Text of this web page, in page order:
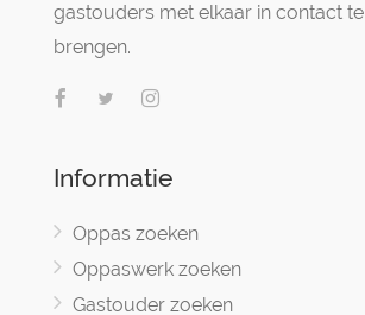
gastouders met elkaar in contact te
brengen.
Informatie
Oppas zoeken
Oppaswerk zoeken
Gastouder zoeken